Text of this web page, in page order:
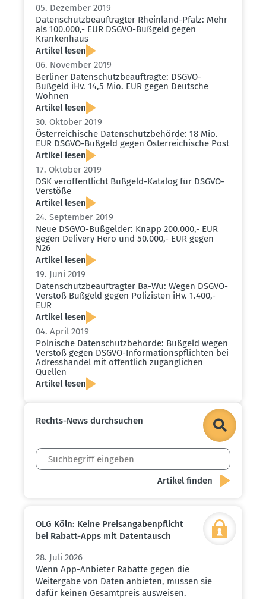
05. Dezember 2019
Daten­schutz­be­auf­tragter Rheinland-Pfalz: Mehr
als 100.000,- EUR DSGVO-Bußgeld gegen
Krankenhaus
Artikel lesen
06. November 2019
Berliner Daten­schutz­be­auf­tragte: DSGVO-
Bußgeld iHv. 14,5 Mio. EUR gegen Deutsche
Wohnen
Artikel lesen
30. Oktober 2019
Öster­rei­chische Daten­schutz­be­hörde: 18 Mio.
EUR DSGVO-Bußgeld gegen Öster­rei­chische Post
Artikel lesen
17. Oktober 2019
DSK veröf­fent­licht Bußgeld-Katalog für DSGVO-
Verstöße
Artikel lesen
24. September 2019
Neue DSGVO-Bußgelder: Knapp 200.000,- EUR
gegen Delivery Hero und 50.000,- EUR gegen
N26
Artikel lesen
19. Juni 2019
Daten­schutz­be­auf­tragter Ba-Wü: Wegen DSGVO-
Verstoß Bußgeld gegen Polizisten iHv. 1.400,-
EUR
Artikel lesen
04. April 2019
Polnische Daten­schutz­be­hörde: Bußgeld wegen
Verstoß gegen DSGVO-Infor­ma­ti­ons­pflichten bei
Adress­handel mit öffentlich zugäng­lichen
Quellen
Artikel lesen
Rechts-News durch­suchen
OLG Köln: Keine Preis­an­ga­ben­pflicht
bei Rabatt-Apps mit Daten­tausch
28. Juli 2026
Wenn App-Anbieter Rabatte gegen die
Weitergabe von Daten anbieten, müssen sie
dafür keinen Gesamtpreis ausweisen.